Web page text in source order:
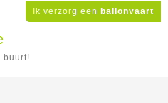
Ik verzorg een ballonvaart
buurt!